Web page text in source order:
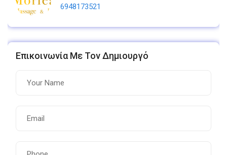
6948173521
Επικοινωνία Με Τον Δημιουργό